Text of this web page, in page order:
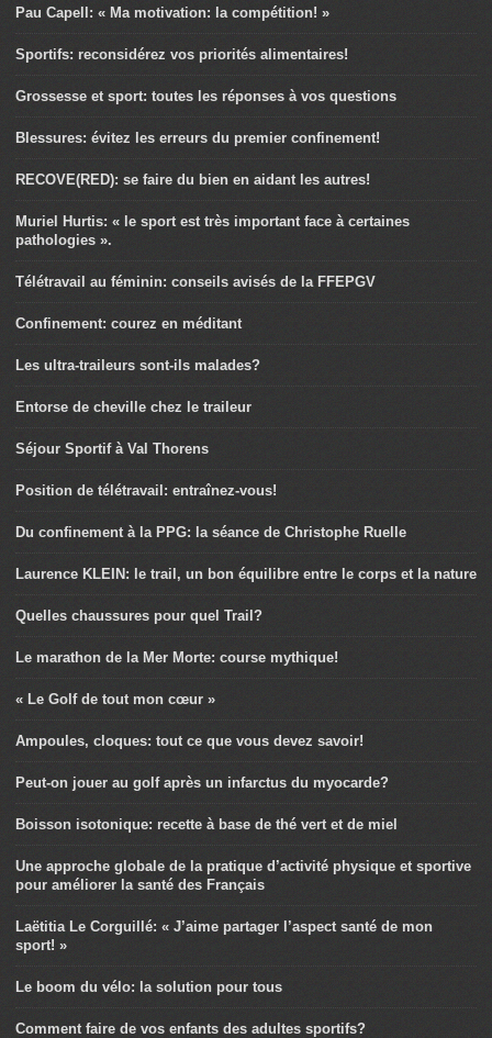
Pau Capell: « Ma motivation: la compétition! »
Sportifs: reconsidérez vos priorités alimentaires!
Grossesse et sport: toutes les réponses à vos questions
Blessures: évitez les erreurs du premier confinement!
RECOVE(RED): se faire du bien en aidant les autres!
Muriel Hurtis: « le sport est très important face à certaines
pathologies ».
Télétravail au féminin: conseils avisés de la FFEPGV
Confinement: courez en méditant
Les ultra-traileurs sont-ils malades?
Entorse de cheville chez le traileur
Séjour Sportif à Val Thorens
Position de télétravail: entraînez-vous!
Du confinement à la PPG: la séance de Christophe Ruelle
Laurence KLEIN: le trail, un bon équilibre entre le corps et la nature
Quelles chaussures pour quel Trail?
Le marathon de la Mer Morte: course mythique!
« Le Golf de tout mon cœur »
Ampoules, cloques: tout ce que vous devez savoir!
Peut-on jouer au golf après un infarctus du myocarde?
Boisson isotonique: recette à base de thé vert et de miel
Une approche globale de la pratique d’activité physique et sportive
pour améliorer la santé des Français
Laëtitia Le Corguillé: « J’aime partager l’aspect santé de mon
sport! »
Le boom du vélo: la solution pour tous
Comment faire de vos enfants des adultes sportifs?